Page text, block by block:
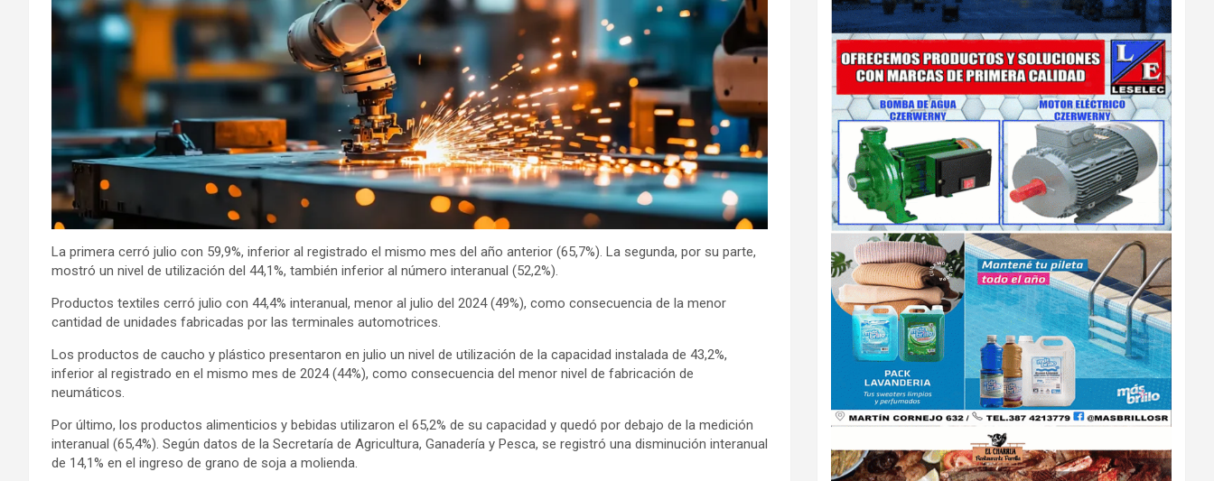
La primera cerró julio con 59,9%, inferior al registrado el mismo mes del año anterior (65,7%). La segunda, por su parte,
mostró un nivel de utilización del 44,1%, también inferior al número interanual (52,2%).
Productos textiles cerró julio con 44,4% interanual, menor al julio del 2024 (49%), como consecuencia de la menor
cantidad de unidades fabricadas por las terminales automotrices.
Los productos de caucho y plástico presentaron en julio un nivel de utilización de la capacidad instalada de 43,2%,
inferior al registrado en el mismo mes de 2024 (44%), como consecuencia del menor nivel de fabricación de
neumáticos.
Por último, los productos alimenticios y bebidas utilizaron el 65,2% de su capacidad y quedó por debajo de la medición
interanual (65,4%). Según datos de la Secretaría de Agricultura, Ganadería y Pesca, se registró una disminución interanual
de 14,1% en el ingreso de grano de soja a molienda.